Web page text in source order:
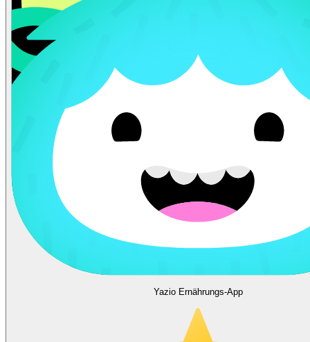
Yazio Ernährungs-App